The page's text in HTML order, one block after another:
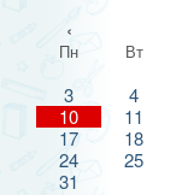
‹
Пн Вт
3
4
10
11
17
18
24
25
31